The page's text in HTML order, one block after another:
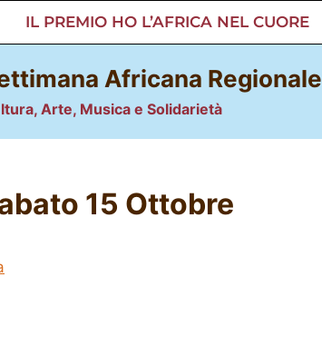
IL PREMIO HO L’AFRICA NEL CUORE
Africana Regionale
Arte, Musica e Solidarietà
15 Ottobre